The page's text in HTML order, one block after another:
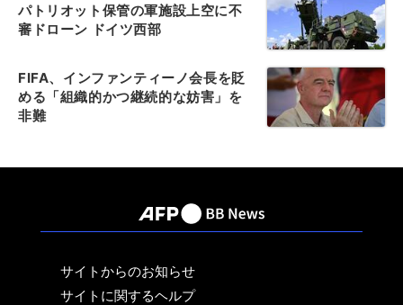
パトリオット保管の軍施設上空に不
審ドローン ドイツ西部
FIFA、インファンティーノ会長を貶
める「組織的かつ継続的な妨害」を
非難
サイトからのお知らせ
サイトに関するヘルプ